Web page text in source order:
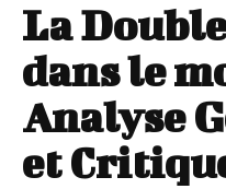
La
dans le
Analyse
et